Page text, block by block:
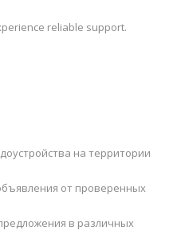
reliable support.
на территории
от проверенных
в различных